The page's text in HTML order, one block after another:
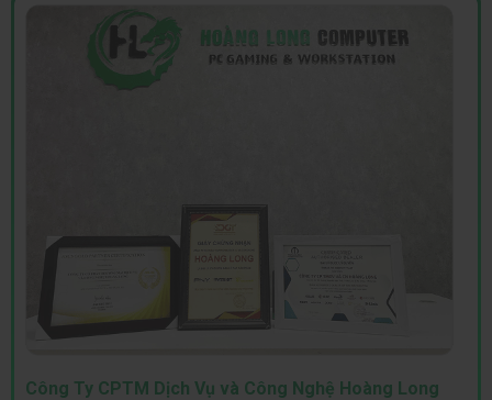
Công Ty CPTM Dịch Vụ và Công Nghệ Hoàng Long